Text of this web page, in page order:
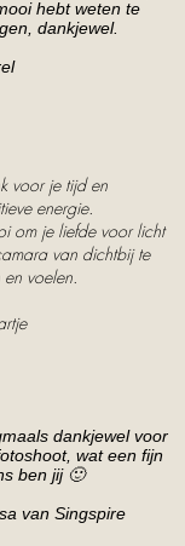
hebt weten te
dankjewel.
voor je tijd en
energie.
om je liefde voor licht
van dichtbij te
voelen.
dankjewel voor
wat een fijn
ben jij 🙂
van Singspire